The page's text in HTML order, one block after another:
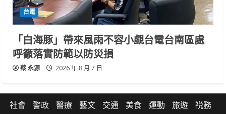
台電
「白海豚」帶來風雨不容小覷台電台南區處
呼籲落實防範以防災損
蔡 永源 2026 年 8 月 7 日
社會 警政 醫療 藝文 交通 美食 運動 旅遊
祱務